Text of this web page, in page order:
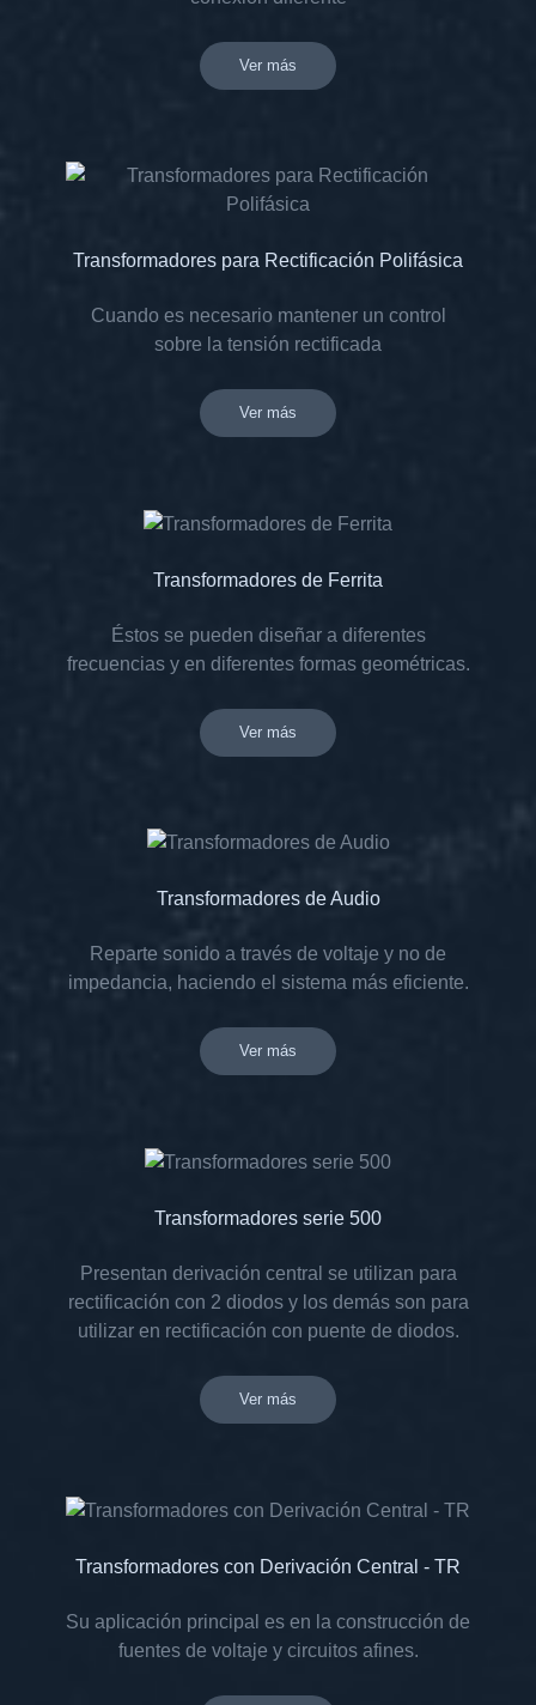
Ver más
Transformadores para Rectificación Polifásica
Cuando es necesario mantener un control
sobre la tensión rectificada
Ver más
Transformadores de Ferrita
Éstos se pueden diseñar a diferentes
frecuencias y en diferentes formas geométricas.
Ver más
Transformadores de Audio
Reparte sonido a través de voltaje y no de
impedancia, haciendo el sistema más eficiente.
Ver más
Transformadores serie 500
Presentan derivación central se utilizan para
rectificación con 2 diodos y los demás son para
utilizar en rectificación con puente de diodos.
Ver más
Transformadores con Derivación Central - TR
Su aplicación principal es en la construcción de
fuentes de voltaje y circuitos afines.